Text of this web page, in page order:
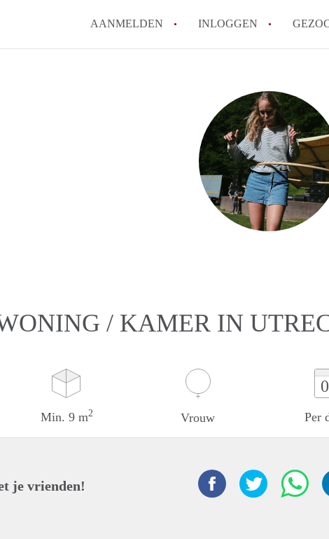
AANMELDEN INLOGGEN
How to translate
Wat is
Wat is de
Berekent
Is
Appartement /
Alle veelgestelde
/ KAMER IN
Min. 9 m2 Vrouw Per
je vrienden!